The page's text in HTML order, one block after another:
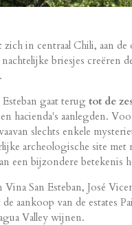
zich in centraal Chili, aan
briesjes creëren
gaat terug tot de
hacienda's aanlegden.
slechts enkele
archeologische site
een bijzondere betekenis
Vina San Esteban, José
aankoop van de estates
Valley wijnen.